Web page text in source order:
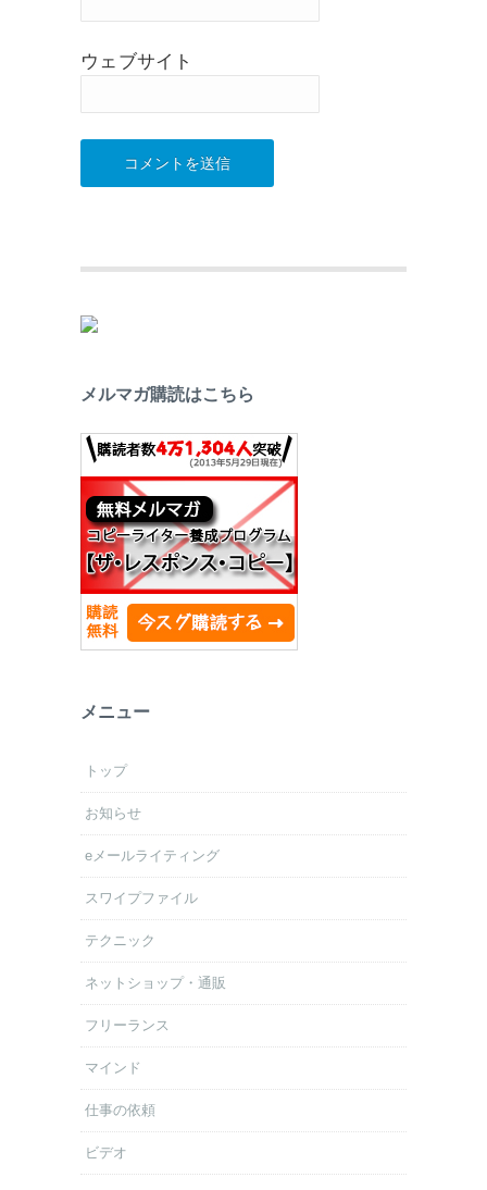
ウェブサイト
メルマガ購読はこちら
メニュー
トップ
お知らせ
eメールライティング
スワイプファイル
テクニック
ネットショップ・通販
フリーランス
マインド
仕事の依頼
ビデオ